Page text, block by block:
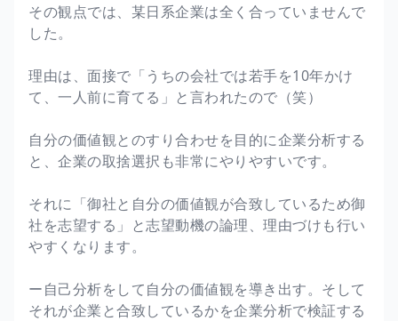
その観点では、某日系企業は全く合っていませんで
した。
理由は、面接で「うちの会社では若手を10年かけ
て、一人前に育てる」と言われたので（笑）
自分の価値観とのすり合わせを目的に企業分析する
と、企業の取捨選択も非常にやりやすいです。
それに「御社と自分の価値観が合致しているため御
社を志望する」と志望動機の論理、理由づけも行い
やすくなります。
ー自己分析をして自分の価値観を導き出す。そして
それが企業と合致しているかを企業分析で検証する